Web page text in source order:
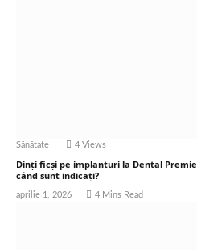
Sănătate 4 Views
Dinți ficși pe implanturi la Dental
când sunt indicați?
aprilie 1, 2026 4 Mins Read